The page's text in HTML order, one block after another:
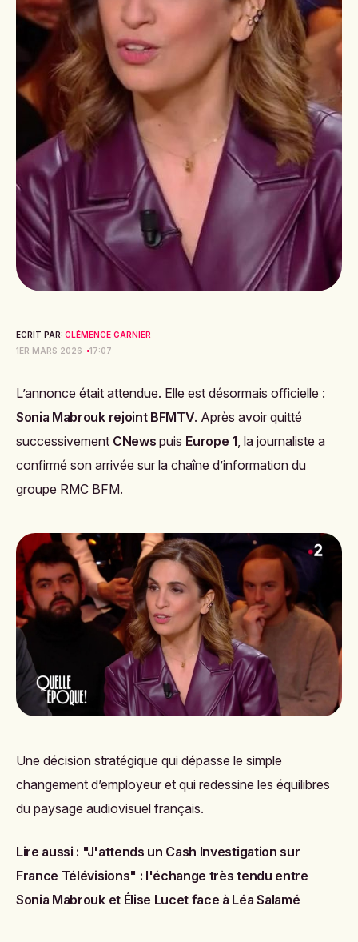
ECRIT PAR: CLÉMENCE GARNIER
1ER MARS 2026
17:07
L’annonce était attendue. Elle est désormais officielle :
Sonia Mabrouk rejoint BFMTV. Après avoir quitté
successivement CNews puis Europe 1, la journaliste a
confirmé son arrivée sur la chaîne d’information du
groupe RMC BFM.
Une décision stratégique qui dépasse le simple
changement d’employeur et qui redessine les équilibres
du paysage audiovisuel français.
Lire aussi : "J'attends un Cash Investigation sur
France Télévisions" : l'échange très tendu entre
Sonia Mabrouk et Élise Lucet face à Léa Salamé